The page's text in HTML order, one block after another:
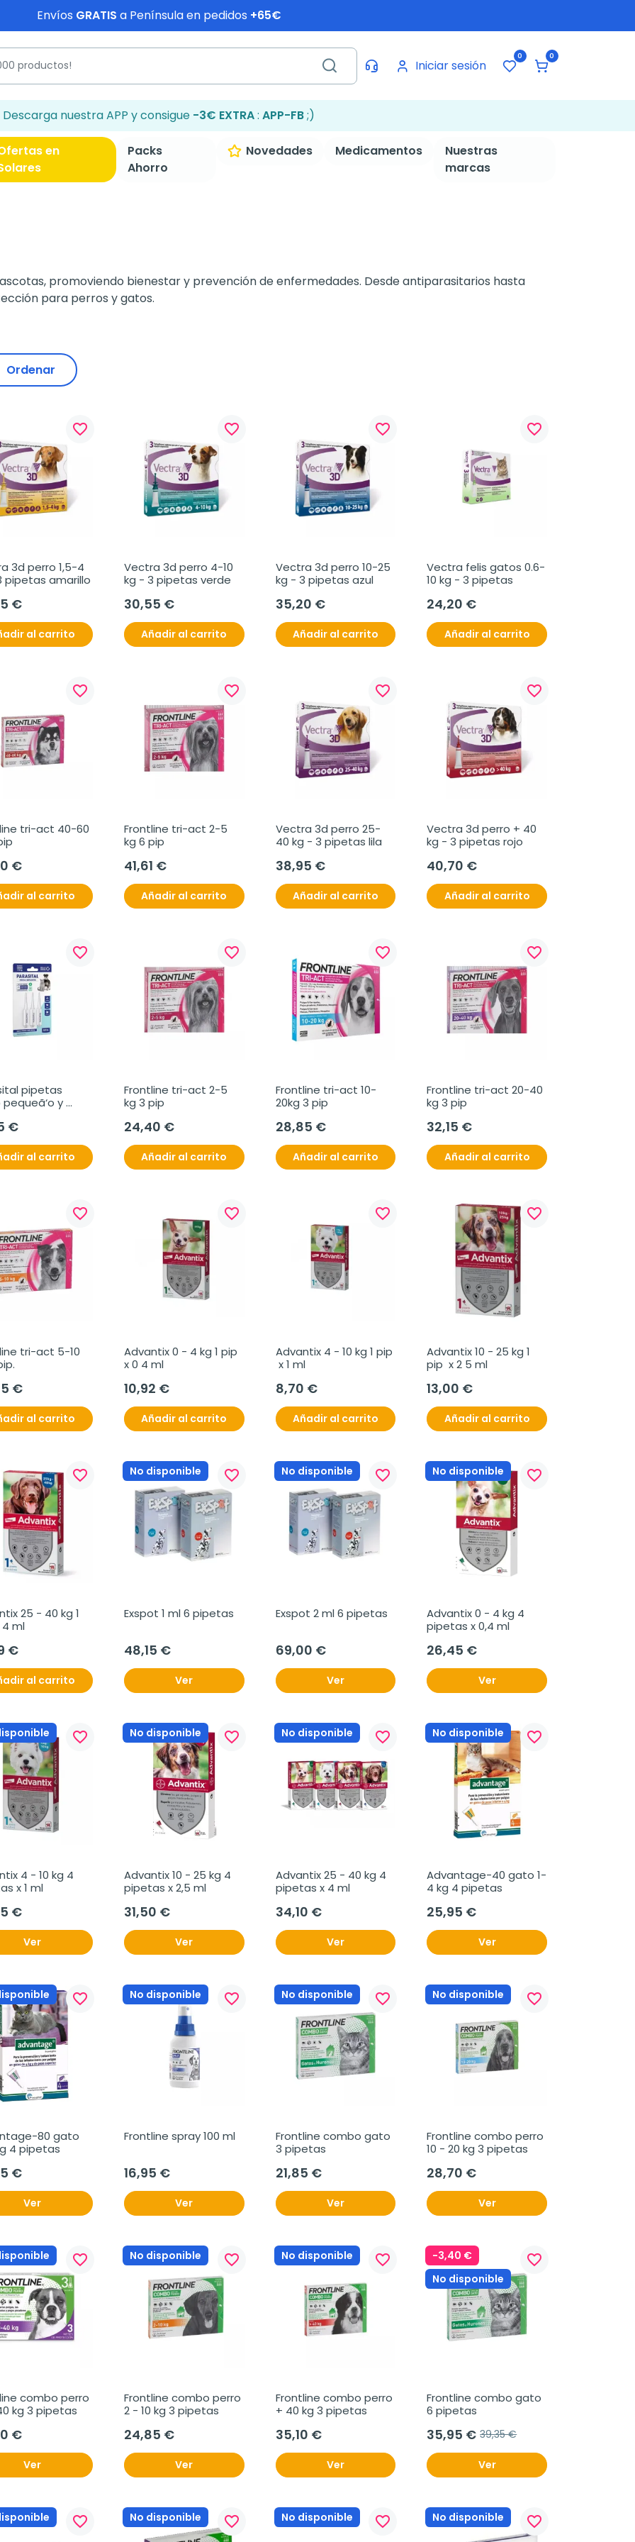
Envíos GRATIS a Península en pedidos +65€
Iniciar sesión
0 0
Descarga nuestra APP y consigue -3€ EXTRA: APP-FB;)
en
Packs
Ahorro
Novedades Medicamentos
Nuestras
marcas
promoviendo bienestar y prevención de enfermedades. Desde antiparasitarios hasta
para perros y gatos.
Ordenar
favorite_border
3d perro 1,5-4
pipetas amarillo
€
al carrito
favorite_border
Vectra 3d perro 4-10
kg - 3 pipetas verde
30,55 €
Añadir al carrito
favorite_border
Vectra 3d perro 10-25
kg - 3 pipetas azul
35,20 €
Añadir al carrito
favorite_border
Vectra felis gatos 0.6-
10 kg - 3 pipetas
24,20 €
Añadir al carrito
favorite_border
tri-act 40-60
€
al carrito
favorite_border
Frontline tri-act 2-5
kg 6 pip
41,61 €
Añadir al carrito
favorite_border
Vectra 3d perro 25-
40 kg - 3 pipetas lila
38,95 €
Añadir al carrito
favorite_border
Vectra 3d perro + 40
kg - 3 pipetas rojo
40,70 €
Añadir al carrito
favorite_border
pipetas
y
€
al carrito
favorite_border
Frontline tri-act 2-5
kg 3 pip
24,40 €
Añadir al carrito
favorite_border
Frontline tri-act 10-
20kg 3 pip
28,85 €
Añadir al carrito
favorite_border
Frontline tri-act 20-40
kg 3 pip
32,15 €
Añadir al carrito
favorite_border
tri-act 5-10
€
al carrito
favorite_border
Advantix 0 - 4 kg 1 pip
x 0 4 ml
10,92 €
Añadir al carrito
favorite_border
Advantix 4 - 10 kg 1 pip
x 1 ml
8,70 €
Añadir al carrito
favorite_border
Advantix 10 - 25 kg 1
pip  x 2 5 ml
13,00 €
Añadir al carrito
favorite_border
25 - 40 kg 1
ml
€
al carrito
No disponible favorite_border
Exspot 1 ml 6 pipetas
48,15 €
Ver
No disponible favorite_border
Exspot 2 ml 6 pipetas
69,00 €
Ver
No disponible favorite_border
Advantix 0 - 4 kg 4
pipetas x 0,4 ml
26,45 €
Ver
favorite_border
4 - 10 kg 4
x 1 ml
€
Ver
No disponible favorite_border
Advantix 10 - 25 kg 4
pipetas x 2,5 ml
31,50 €
Ver
No disponible favorite_border
Advantix 25 - 40 kg 4
pipetas x 4 ml
34,10 €
Ver
No disponible favorite_border
Advantage-40 gato 1-
4 kg 4 pipetas
25,95 €
Ver
favorite_border
80 gato
4 pipetas
€
Ver
No disponible favorite_border
Frontline spray 100 ml
16,95 €
Ver
No disponible favorite_border
Frontline combo gato
3 pipetas
21,85 €
Ver
No disponible favorite_border
Frontline combo perro
10 - 20 kg 3 pipetas
28,70 €
Ver
favorite_border
combo perro
kg 3 pipetas
€
Ver
No disponible favorite_border
Frontline combo perro
2 - 10 kg 3 pipetas
24,85 €
Ver
No disponible favorite_border
Frontline combo perro
+ 40 kg 3 pipetas
35,10 €
Ver
-3,40 €
No disponible
favorite_border
Frontline combo gato
6 pipetas
35,95 € 39,35 €
Ver
favorite_border No disponible favorite_border No disponible favorite_border No disponible favorite_border